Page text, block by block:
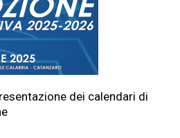
dei calendari di